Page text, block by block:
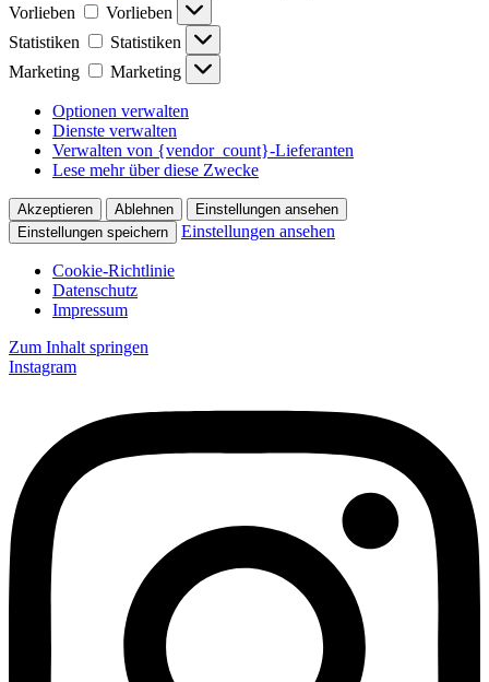
Vorlieben
Vorlieben
Statistiken
Statistiken
Marketing
Marketing
Optionen verwalten
Dienste verwalten
Verwalten von {vendor_count}-Lieferanten
Lese mehr über diese Zwecke
Akzeptieren Ablehnen
Einstellungen ansehen
Einstellungen speichern
Einstellungen ansehen
Cookie-Richtlinie
Datenschutz
Impressum
Zum Inhalt springen
Instagram